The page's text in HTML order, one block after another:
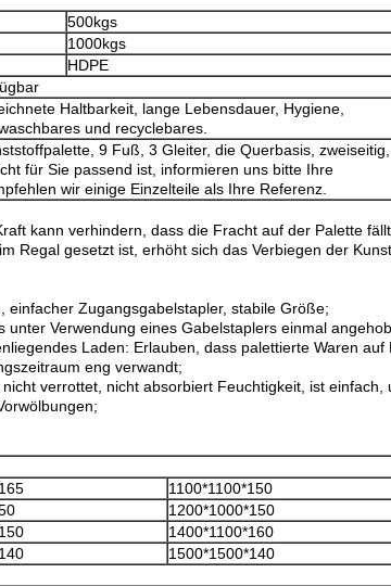
500kgs
1000kgs
HDPE
Haltbarkeit, lange Lebensdauer, Hygiene,
und recyclebares.
9 Fuß, 3 Gleiter, die Querbasis, zweiseitig,
für Sie passend ist, informieren uns bitte Ihre
wir einige Einzelteile als Ihre Referenz.
kann verhindern, dass die Fracht auf der Palette
Regal gesetzt ist, erhöht sich das Verbiegen der
einfacher Zugangsgabelstapler, stabile Größe;
unter Verwendung eines Gabelstaplers einmal
Laden: Erlauben, dass palettierte Waren
eng verwandt;
verrottet, nicht absorbiert Feuchtigkeit, ist
1100*1100*150
1200*1000*150
1400*1100*160
1500*1500*140